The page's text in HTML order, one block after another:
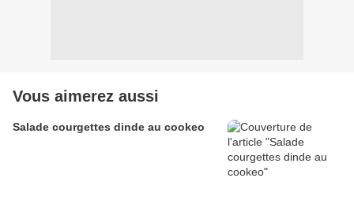
Vous aimerez aussi
Salade courgettes dinde au cookeo